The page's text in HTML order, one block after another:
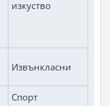
изкуство
Извънкласни
Спорт